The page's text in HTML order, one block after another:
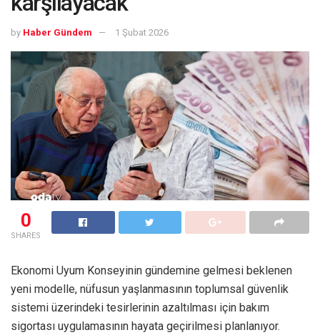
by Haber Gündem 1 Şubat 2026
0
SHARES
Ekonomi Uyum Konseyinin gündemine gelmesi beklenen
yeni modelle, nüfusun yaşlanmasının toplumsal güvenlik
sistemi üzerindeki tesirlerinin azaltılması için bakım
sigortası uygulamasının hayata geçirilmesi planlanıyor.